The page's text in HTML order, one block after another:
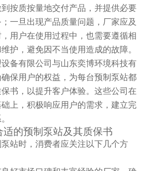
按质按量地交付产品，并提供必要
一旦出现产品质量问题，厂家应及
用户在使用过程中，也需要遵循相
护，避免因不当使用造成的故障。
备有限公司与山东奕博环境科技有
保用户的权益，为每台预制泵站都
书，以提升客户体验。这些公司在
上，积极响应用户的需求，建立完
适的预制泵站及其质保书
站时，消费者应关注以下几个方